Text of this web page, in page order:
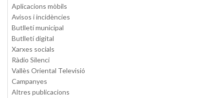
Aplicacions mòbils
Avisos i incidències
Butlletí municipal
Butlletí digital
Xarxes socials
Ràdio Silenci
Vallès Oriental Televisió
Campanyes
Altres publicacions